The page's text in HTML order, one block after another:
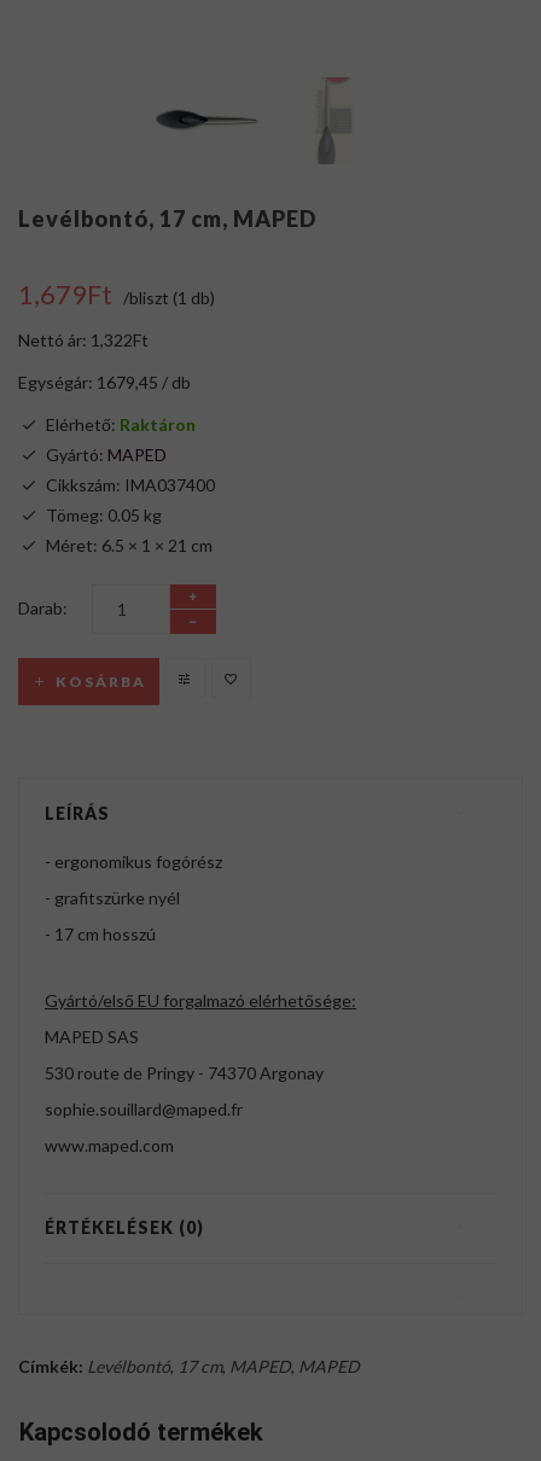
Levélbontó, 17 cm, MAPED
1,679Ft /bliszt (1 db)
Nettó ár: 1,322Ft
Egységár: 1679,45 / db
Elérhető: Raktáron
Gyártó: MAPED
Cikkszám: IMA037400
Tömeg: 0.05 kg
Méret: 6.5 × 1 × 21 cm
Darab:
KOSÁRBA
LEÍRÁS
- ergonomikus fogórész
- grafitszürke nyél
- 17 cm hosszú
Gyártó/első EU forgalmazó elérhetősége:
MAPED SAS
530 route de Pringy - 74370 Argonay
sophie.souillard@maped.fr
www.maped.com
ÉRTÉKELÉSEK (0)
Címkék: Levélbontó, 17 cm, MAPED, MAPED
Kapcsolodó termékek